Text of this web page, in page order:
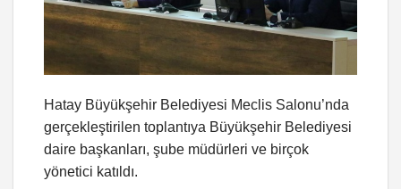
Hatay Büyükşehir Belediyesi Meclis Salonu’nda
gerçekleştirilen toplantıya Büyükşehir Belediyesi
daire başkanları, şube müdürleri ve birçok
yönetici katıldı.